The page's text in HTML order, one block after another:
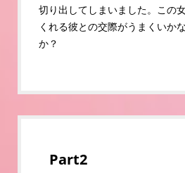
切り出してしまいました。この
くれる彼との交際がうまくいか
か？
Part2